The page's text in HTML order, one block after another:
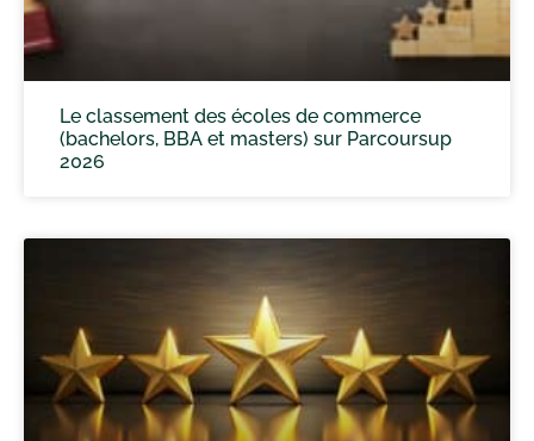
Le classement des écoles de commerce
(bachelors, BBA et masters) sur Parcoursup
2026